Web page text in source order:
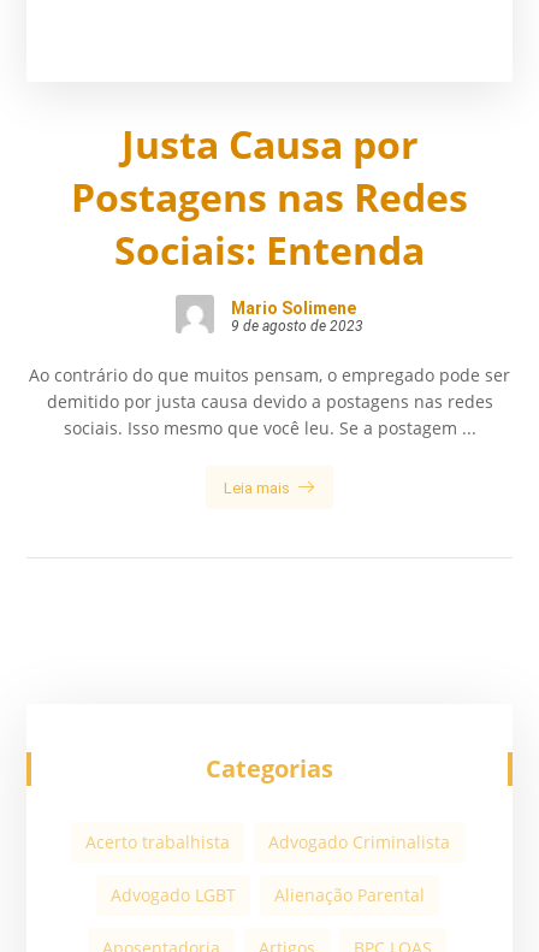
Justa Causa por
Postagens nas Redes
Sociais: Entenda
Mario Solimene
9 de agosto de 2023
Ao contrário do que muitos pensam, o empregado pode ser
demitido por justa causa devido a postagens nas redes
sociais. Isso mesmo que você leu. Se a postagem ...
Leia mais
Categorias
Acerto trabalhista Advogado Criminalista
Advogado LGBT Alienação Parental